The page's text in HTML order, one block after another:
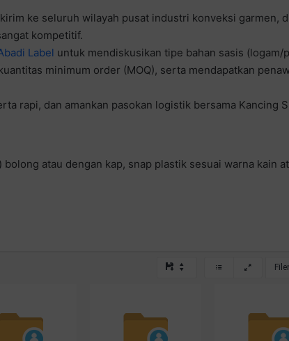
ke seluruh wilayah pusat industri konveksi garmen,
kompetitif.
Label untuk mendiskusikan tipe bahan sasis (logam/
minimum order (MOQ), serta mendapatkan
rapi, dan amankan pasokan logistik bersama Kancing
atau dengan kap, snap plastik sesuai warna kain